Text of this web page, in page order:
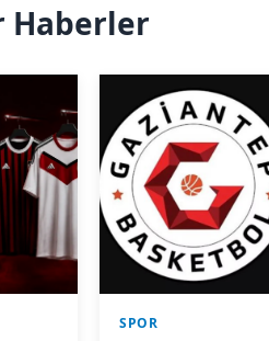
Haberler
SPOR